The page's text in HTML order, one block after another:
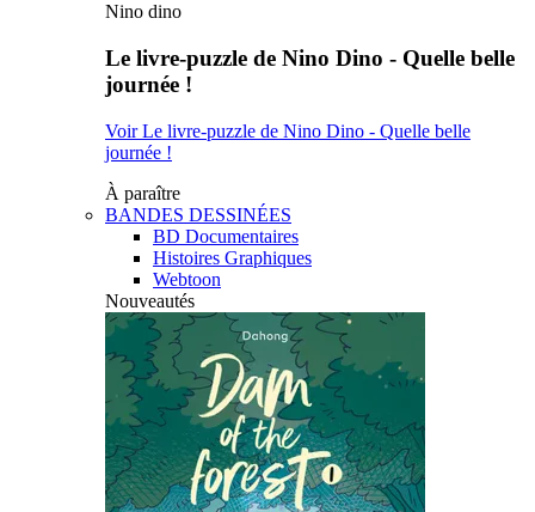
Nino dino
Le livre-puzzle de Nino Dino - Quelle belle
journée !
Voir Le livre-puzzle de Nino Dino - Quelle belle
journée !
À paraître
BANDES DESSINÉES
BD Documentaires
Histoires Graphiques
Webtoon
Nouveautés